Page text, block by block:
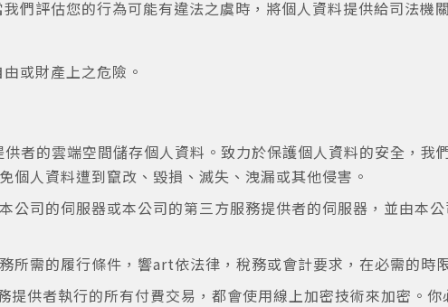
們評估您的行為可能有違法之虞時，將個人資料提供給司法機
或財產上之危險。
者的雲端空間儲存個人資料。致力於保護個人資料的安全，我
個人資料遭到竄改、毀損、滅失、洩漏或其他侵害。
公司的伺服器或本公司的第三方服務提供者的伺服器，並由本
所需的履行條件，響art依法律，稅務或會計要求，在必需的時
供者執行的所有付費交易，都會使用線上加密技術來加密。